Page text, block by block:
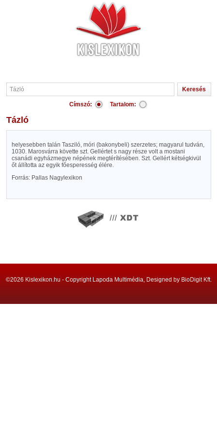
Címszó: Tartalom:
Tázló
helyesebben talán Tasziló, móri (bakonybeli) szerzetes; magyarul tudván,
1030. Marosvárra követte szt. Gellértet s nagy része volt a mostani
csanádi egyházmegye népének megtérítésében. Szt. Gellért kétségkivül
őt állította az egyik főesperesség élére.
Forrás: Pallas Nagylexikon
©2026 Kislexikon.hu - Copyright Lapoda Multimédia, Designed by BioDigit Kft.